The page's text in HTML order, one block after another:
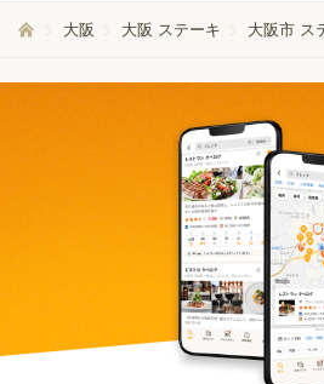
大阪 大阪 ステーキ 大阪市 ス